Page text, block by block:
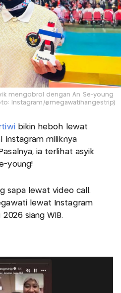
mengobrol dengan An Se-young
Instagram/@megawatihangestrip)
bikin heboh lewat
Instagram miliknya
ia terlihat asyik
young!
sapa lewat video call.
lewat Instagram
siang WIB.